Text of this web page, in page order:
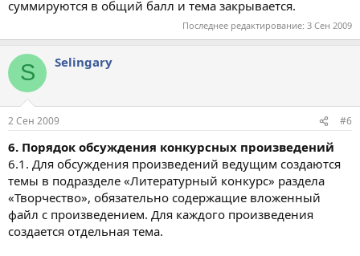
суммируются в общий балл и тема закрывается.
Последнее редактирование: 3 Сен 2009
S Selingary
2 Сен 2009 #6
6. Порядок обсуждения конкурсных произведений
6.1. Для обсуждения произведений ведущим создаются
темы в подразделе «Литературный конкурс» раздела
«Творчество», обязательно содержащие вложенный
файл с произведением. Для каждого произведения
создается отдельная тема.